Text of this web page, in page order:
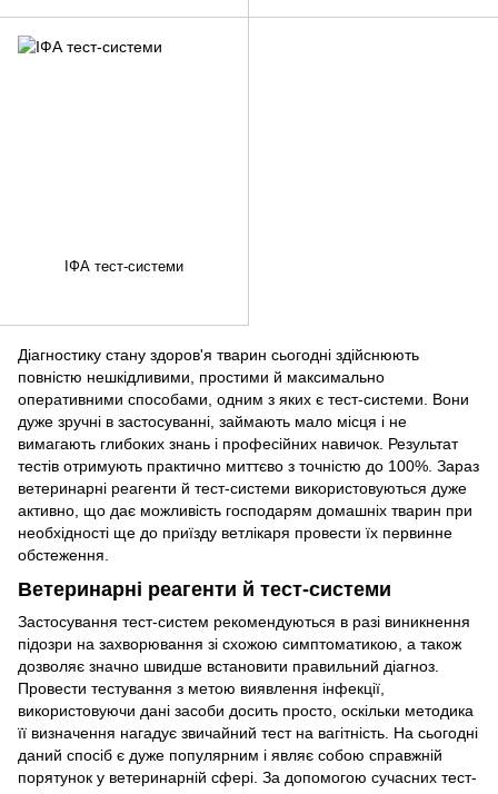
Діагностику стану здоров'я тварин сьогодні здійснюють
повністю нешкідливими, простими й максимально
оперативними способами, одним з яких є тест-системи. Вони
дуже зручні в застосуванні, займають мало місця і не
вимагають глибоких знань і професійних навичок. Результат
тестів отримують практично миттєво з точністю до 100%. Зараз
ветеринарні реагенти й тест-системи використовуються дуже
активно, що дає можливість господарям домашніх тварин при
необхідності ще до приїзду ветлікаря провести їх первинне
обстеження.
Ветеринарні реагенти й тест-системи
Застосування тест-систем рекомендуються в разі виникнення
підозри на захворювання зі схожою симптоматикою, а також
дозволяє значно швидше встановити правильний діагноз.
Провести тестування з метою виявлення інфекції,
використовуючи дані засоби досить просто, оскільки методика
її визначення нагадує звичайний тест на вагітність. На сьогодні
даний спосіб є дуже популярним і являє собою справжній
порятунок у ветеринарній сфері. За допомогою сучасних тест-
ІФА тест-системи